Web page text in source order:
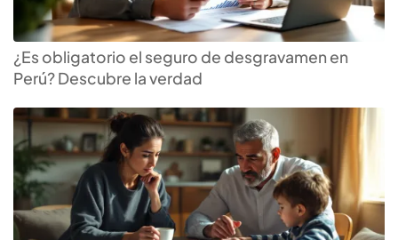
¿Es obligatorio el seguro de desgravamen en
Perú? Descubre la verdad